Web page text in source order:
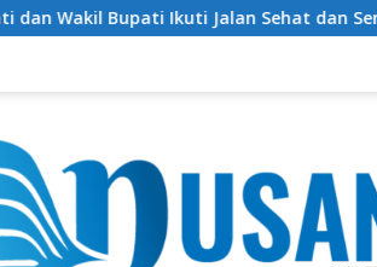
Jalan Sehat dan Senam Bersama Warga